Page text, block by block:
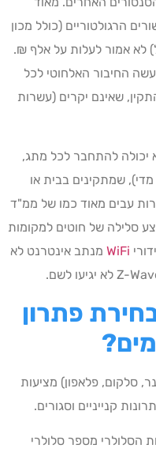
הרגולטוריים (כולל מכון
לא אמור לעלות על אלף ₪.
החיבור האלחוטי לכל
שאינם יקרים (עשרות
יכולה להתחבר לכל מתג,
שמתקינים בבית או
עבים מאוד כמו של ממ"ד
סלילה של חוטים למקומות
WiFi מנתב אינטרנט לא
פתרון
סלקום, פלאפון) מציעות
קנייניים וסגורים.
הסלולרי מספר סלולרי